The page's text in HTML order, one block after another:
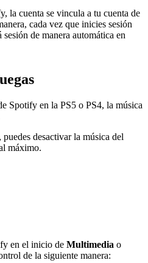
la cuenta se vincula a tu cuenta de
cada vez que inicies sesión
de manera automática en
Spotify en la PS5 o PS4, la música
desactivar la música del
máximo.
en el inicio de Multimedia o
de la siguiente manera: